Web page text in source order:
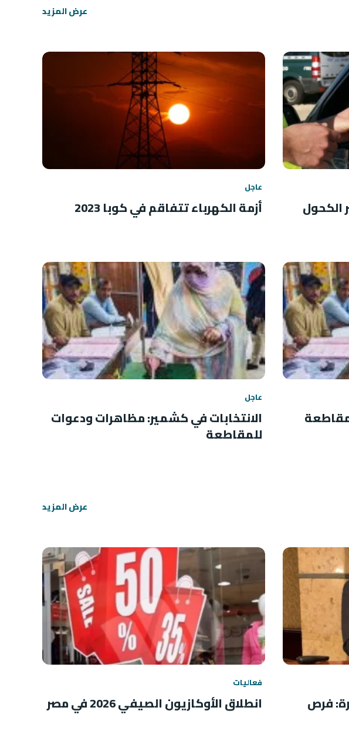
عرض المزيد
الكحول
عاجل
أزمة الكهرباء تتفاقم في كوبا 2023
عاجل
الانتخابات في كشمير: مظاهرات ودعوات
للمقاطعة
عرض المزيد
فرص
فعاليات
انطلاق الأوكازيون الصيفي 2026 في مصر